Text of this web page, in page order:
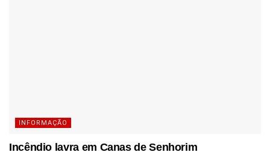
INFORMAÇÃO
Incêndio lavra em Canas de Senhorim